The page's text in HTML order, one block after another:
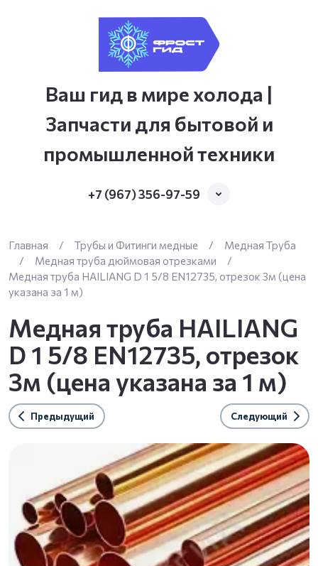
Ваш гид в мире холода |
Запчасти для бытовой и
промышленной техники
+7 (967) 356-97-59
Главная / Трубы и Фитинги медные /
Медная Труба
/
Медная труба дюймовая отрезками
/
Медная труба HAILIANG D 1 5/8 EN12735, отрезок 3м (цена
указана за 1 м)
Медная труба HAILIANG
D 1 5/8 EN12735, отрезок
3м (цена указана за 1 м)
Предыдущий Следующий